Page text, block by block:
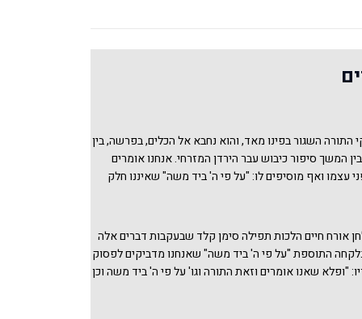
התורה השגור בפינו מאד, והוא נחבא אל הכלים, בפרשה, בין
המשך סיפור כיבוש עבר הירדן המזרחי. אנחנו אומרים
עצמו ואף מוסיפים לו: "על פי ה' ביד משה" שאיננו חלק
אֲשֶׁר דִּבֶּר מֹשֶׁה אֶל בְּנֵי יִשְׂרָאֵל בְּצֵאתָם מִמִּצְרָיִם". ושניהם
לפרק הבא המשחזר את עשרת הדברות ומעמד הר סיני.
החדים מסיפורי מאורעות לדיני תורה ודברי מוסר ותוכחה,
אורח חיים הלכות תפילה סימן קלד שבעקבות דברים אלה
התוספת "על פי ה' ביד משה" שאנחנו מדביקים לפסוק
"ופלא שאנו אומרים וזאת התורה וגו' על פי ה' ביד משה וכן